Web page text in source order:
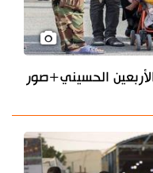
الحسيني+صور